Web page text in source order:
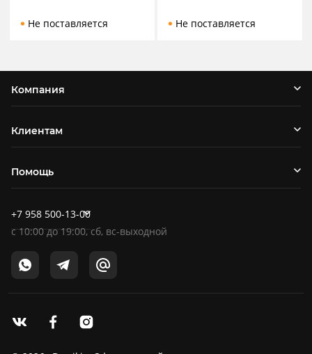
Не поставляется Не поставляется
Компания
Клиентам
Помощь
+7 958 500-13-00
c10:00до19:00, сб, вс-выходной